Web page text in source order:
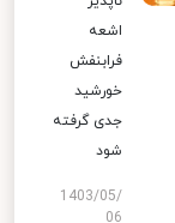
اشعه
فرابنفش
خورشید
جدی گرفته
شود
1403/05/
06